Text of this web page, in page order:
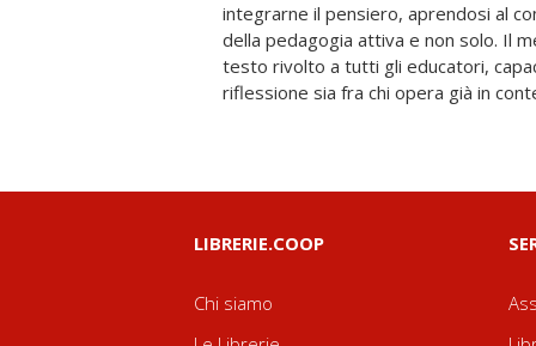
integrarne il pensiero, aprendosi al
della pedagogia attiva e non solo. Il metodo Montessori oggi è un
testo rivolto a tutti gli educatori,
riflessione sia fra chi opera già in
Maria Montessori, ma che possa
scambio proficuo con tutti coloro che si accostano, in una veste o
l'altra, al difficile e entusiasmante compito
LIBRERIE.COOP
Chi siamo